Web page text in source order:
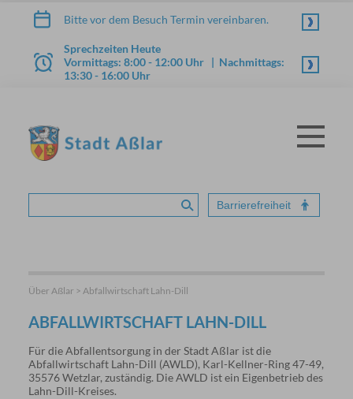
Zum Inhalt springen
Bitte vor dem Besuch Termin vereinbaren.
Sprechzeiten Heute
Vormittags: 8:00 - 12:00 Uhr | Nachmittags:
13:30 - 16:00 Uhr
Menü
Suche absenden
Barrierefreiheit
Über Aßlar > Abfallwirtschaft Lahn-Dill
ABFALLWIRTSCHAFT LAHN-DILL
Für die Abfallentsorgung in der Stadt Aßlar ist die
Abfallwirtschaft Lahn-Dill (AWLD), Karl-Kellner-Ring 47-49,
35576 Wetzlar, zuständig. Die AWLD ist ein Eigenbetrieb des
Lahn-Dill-Kreises.